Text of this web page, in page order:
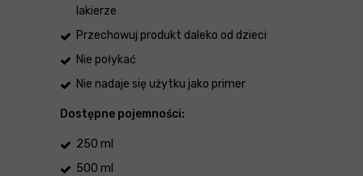
lakierze
Przechowuj produkt daleko od dzieci
Nie połykać
Nie nadaje się użytku jako primer
Dostępne pojemności:
250 ml
500 ml